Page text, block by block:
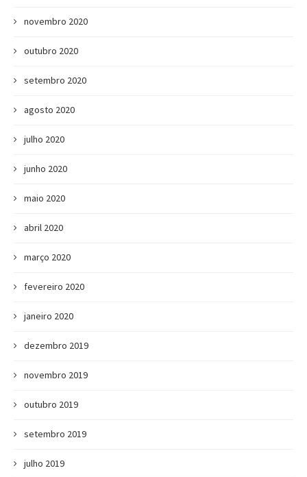
novembro 2020
outubro 2020
setembro 2020
agosto 2020
julho 2020
junho 2020
maio 2020
abril 2020
março 2020
fevereiro 2020
janeiro 2020
dezembro 2019
novembro 2019
outubro 2019
setembro 2019
julho 2019